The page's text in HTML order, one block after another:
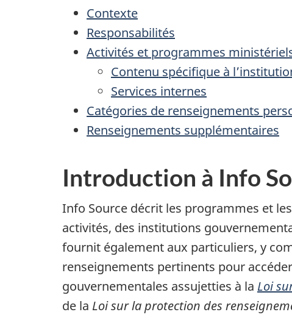
Contexte
Responsabilités
Activités et programmes
Contenu spécifique à
Services internes
Catégories de renseignements
Renseignements supplémentaires
Introduction à Info
Info Source décrit les programmes et
activités, des institutions
fournit également aux particuliers, y
renseignements pertinents pour
gouvernementales assujetties à la Loi
de la Loi sur la protection des